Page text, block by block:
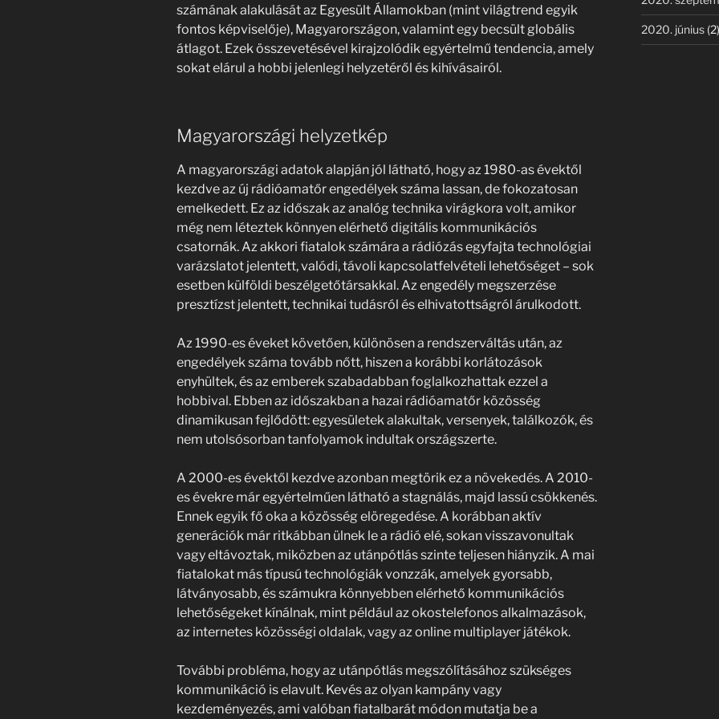
számának alakulását az Egyesült Államokban (mint világtrend egyik
fontos képviselője), Magyarországon, valamint egy becsült globális
átlagot. Ezek összevetésével kirajzolódik egyértelmű tendencia, amely
sokat elárul a hobbi jelenlegi helyzetéről és kihívásairól.
Magyarországi helyzetkép
A magyarországi adatok alapján jól látható, hogy az 1980-as évektől
kezdve az új rádióamatőr engedélyek száma lassan, de fokozatosan
emelkedett. Ez az időszak az analóg technika virágkora volt, amikor
még nem léteztek könnyen elérhető digitális kommunikációs
csatornák. Az akkori fiatalok számára a rádiózás egyfajta technológiai
varázslatot jelentett, valódi, távoli kapcsolatfelvételi lehetőséget – sok
esetben külföldi beszélgetőtársakkal. Az engedély megszerzése
presztízst jelentett, technikai tudásról és elhivatottságról árulkodott.
Az 1990-es éveket követően, különösen a rendszerváltás után, az
engedélyek száma tovább nőtt, hiszen a korábbi korlátozások
enyhültek, és az emberek szabadabban foglalkozhattak ezzel a
hobbival. Ebben az időszakban a hazai rádióamatőr közösség
dinamikusan fejlődött: egyesületek alakultak, versenyek, találkozók, és
nem utolsósorban tanfolyamok indultak országszerte.
A 2000-es évektől kezdve azonban megtörik ez a növekedés. A 2010-
es évekre már egyértelműen látható a stagnálás, majd lassú csökkenés.
Ennek egyik fő oka a közösség elöregedése. A korábban aktív
generációk már ritkábban ülnek le a rádió elé, sokan visszavonultak
vagy eltávoztak, miközben az utánpótlás szinte teljesen hiányzik. A mai
fiatalokat más típusú technológiák vonzzák, amelyek gyorsabb,
látványosabb, és számukra könnyebben elérhető kommunikációs
lehetőségeket kínálnak, mint például az okostelefonos alkalmazások,
az internetes közösségi oldalak, vagy az online multiplayer játékok.
További probléma, hogy az utánpótlás megszólításához szükséges
kommunikáció is elavult. Kevés az olyan kampány vagy
kezdeményezés, ami valóban fiatalbarát módon mutatja be a
2020. június(2)